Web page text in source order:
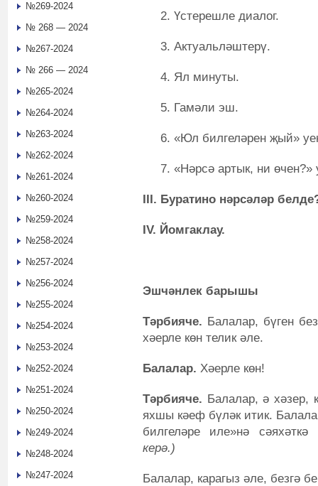
2. Үстерешле диалог.
3. Актуальләштерү.
4. Ял минуты.
5. Гамәли эш.
6. «Юл билгеләрен җый»
7. «Нәрсә артык, ни өчен?»
III. Буратино нәрсәләр
IV. Йомгаклау.
Эшчәнлек барышы
Тәрбияче. Балалар, бүген
хәерле көн телик әле.
Балалар. Хәерле көн!
Тәрбияче. Балалар, ә хәзер,
яхшы кәеф бүләк итик.
билгеләре иле»нә сәяхәткә
керә.)
Балалар, карагыз әле, безгә
№269-2024
№ 268 — 2024
№267-2024
№ 266 — 2024
№265-2024
№264-2024
№263-2024
№262-2024
№261-2024
№260-2024
№259-2024
№258-2024
№257-2024
№256-2024
№255-2024
№254-2024
№253-2024
№252-2024
№251-2024
№250-2024
№249-2024
№248-2024
№247-2024